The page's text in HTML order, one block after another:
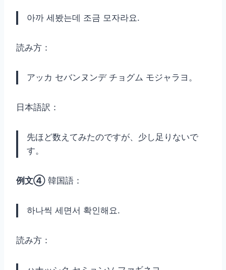
아까 세봤는데 조금 모자라요.
読み方：
アッカ セバンヌンデ チョグム モジャラヨ。
日本語訳：
先ほど数えてみたのですが、少し足りないで
す。
例文④ 韓国語：
하나씩 세면서 확인해요.
読み方：